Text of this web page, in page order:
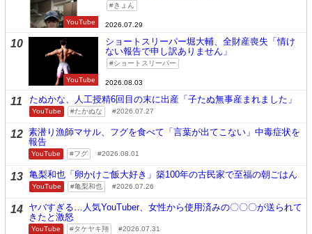
YouTube
きょん
2026.07.29
10
YouTube
ショートスリーパー堀大輔、全財産喪失「情け
ない報告で申し訳ありません」
ショートスリーパー
2026.08.03
11 たぬかな、人工授精6回目の末に出産「子たぬ無事産まれました」
YouTube たかぬな 2026.07.27
12 素潜り漁師マサル、フグを食べて「言葉が出てこない」中毒症状を
報告
YouTube フグ 2026.08.01
13 亀梨和也「卵かけご飯大好き」築100年の古民家で至福の朝ごはん
YouTube 亀梨和也 2026.07.26
14 ヤバすぎる…人気YouTuber、女性から使用済みの〇〇〇が送られて
きたと激怒
YouTube タケヤキ翔 2026.07.31